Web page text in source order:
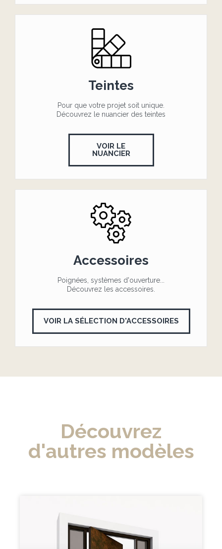
Teintes
Pour que votre projet soit unique.
Découvrez le nuancier des teintes
VOIR LE
NUANCIER
Accessoires
Poignées, systèmes d'ouverture...
Découvrez les accessoires.
VOIR LA SÉLECTION D'ACCESSOIRES
Découvrez
d'autres modèles